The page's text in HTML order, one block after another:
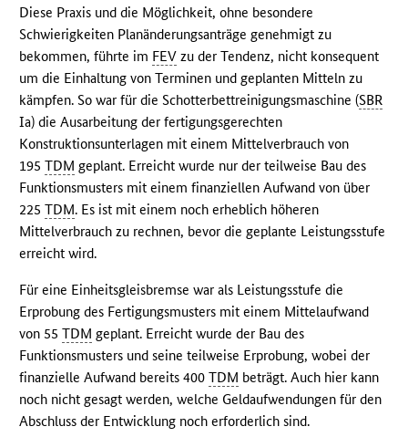
Diese Praxis und die Möglichkeit, ohne besondere
Schwierigkeiten Planänderungsanträge genehmigt zu
bekommen, führte im FEV zu der Tendenz, nicht konsequent
um die Einhaltung von Terminen und geplanten Mitteln zu
kämpfen. So war für die Schotterbettreinigungsmaschine (SBR
Ia) die Ausarbeitung der fertigungsgerechten
Konstruktionsunterlagen mit einem Mittelverbrauch von
195TDM geplant. Erreicht wurde nur der teilweise Bau des
Funktionsmusters mit einem finanziellen Aufwand von über
225TDM. Es ist mit einem noch erheblich höheren
Mittelverbrauch zu rechnen, bevor die geplante Leistungsstufe
erreicht wird.
Für eine Einheitsgleisbremse war als Leistungsstufe die
Erprobung des Fertigungsmusters mit einem Mittelaufwand
von 55TDM geplant. Erreicht wurde der Bau des
Funktionsmusters und seine teilweise Erprobung, wobei der
finanzielle Aufwand bereits 400TDM beträgt. Auch hier kann
noch nicht gesagt werden, welche Geldaufwendungen für den
Abschluss der Entwicklung noch erforderlich sind.